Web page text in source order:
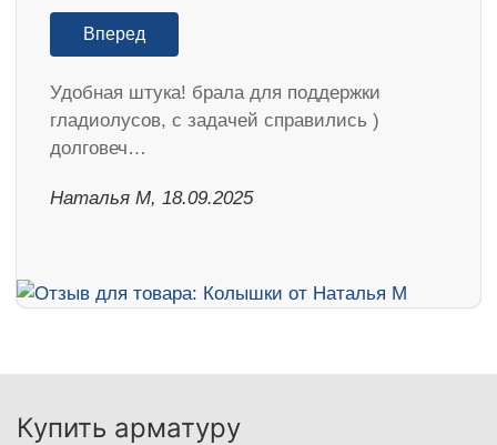
Вперед
Удобная штука! брала для поддержки
гладиолусов, с задачей справились )
долговеч…
Наталья М, 18.09.2025
Купить арматуру